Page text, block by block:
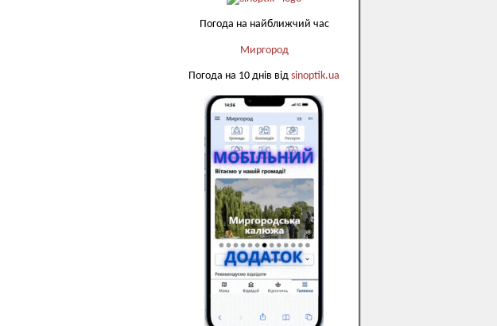
Погода на найближчий час
Миргород
Погода на 10 днів від sinoptik.ua